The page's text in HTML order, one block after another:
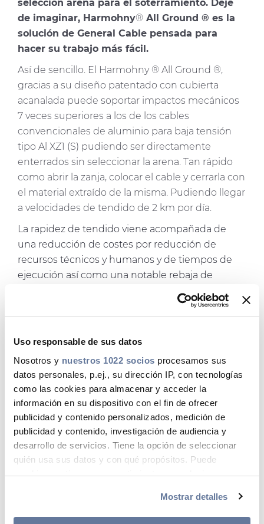
Uso responsable de sus datos
Nosotros y nuestros 1022 socios procesamos sus
datos personales, p.ej., su dirección IP, con tecnologías
como las cookies para almacenar y acceder la
información en su dispositivo con el fin de ofrecer
publicidad y contenido personalizados, medición de
publicidad y contenido, investigación de audiencia y
desarrollo de servicios. Tiene la opción de seleccionar
quién usa sus datos y con qué propósitos. Puede
cambiar o retirar su consentimiento en cualquier
Mostrar detalles
selección arena para el soterramiento. Deje
de imaginar, Harmohny® All Ground ® es la
solución de General Cable pensada para
hacer su trabajo más fácil.
Así de sencillo. El Harmohny ® All Ground ®,
gracias a su diseño patentado con cubierta
acanalada puede soportar impactos mecánicos
7 veces superiores a los de los cables
convencionales de aluminio para baja tensión
tipo Al XZ1 (S) pudiendo ser directamente
enterrados sin seleccionar la arena. Tan rápido
como abrir la zanja, colocar el cable y cerrarla con
el material extraído de la misma. Pudiendo llegar
a velocidades de tendido de 2 km por día.
La rapidez de tendido viene acompañada de
una reducción de costes por reducción de
recursos técnicos y humanos y de tiempos de
ejecución así como una notable rebaja de
impacto ambiental y emisiones de CO2. Idóneo
para la conexión de las “combiner box” con los
inversores en grandes instalaciones fotovoltaicas.
producto es comprobar la reiteración de uso por
parte de los instaladores y proyectistas que un
día decidieron comprobar los beneficios del
Harmohny All Ground ® y quieren seguir
instalando un cable que aporta gran valor a sus
proyectos.
Otras características técnicas a destacar del
cable All Ground son: